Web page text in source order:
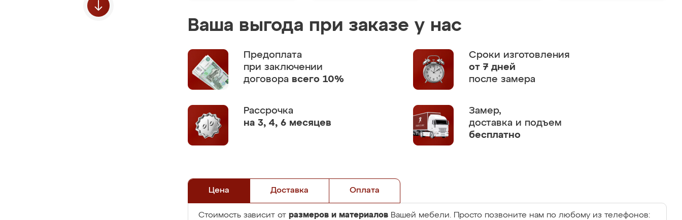
Ваша выгода при заказе у нас
Предоплата
при заключении
договора всего 10%
Сроки изготовления
от 7 дней
после замера
Рассрочка
на 3, 4, 6 месяцев
Замер,
доставка и подъем
бесплатно
Цена Доставка Оплата
Стоимость зависит от размеров и материалов Вашей мебели. Просто позвоните нам по любому из телефонов: